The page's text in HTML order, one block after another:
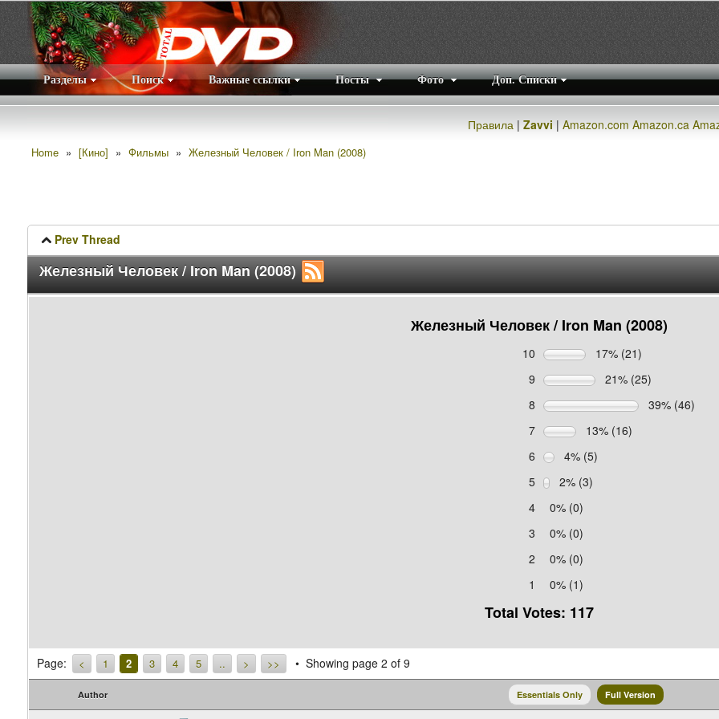
Разделы Поиск Важные ссылки Посты Фото Доп. Списки
Правила |Zavvi |Amazon.com Amazon.ca
Home » [Кино] » Фильмы » Железный Человек / Iron Man (2008)
Prev Thread
Железный Человек / Iron Man (2008)
Железный Человек / Iron Man (2008)
10
17% (21)
9
21% (25)
8
39% (46)
7
13% (16)
6
4% (5)
5
2% (3)
4
0% (0)
3
0% (0)
2
0% (0)
1
0% (1)
Total Votes: 117
Page: < 1 2 3 4 5 .. > >> Showing page 2 of 9
Author Essentials Only Full Version